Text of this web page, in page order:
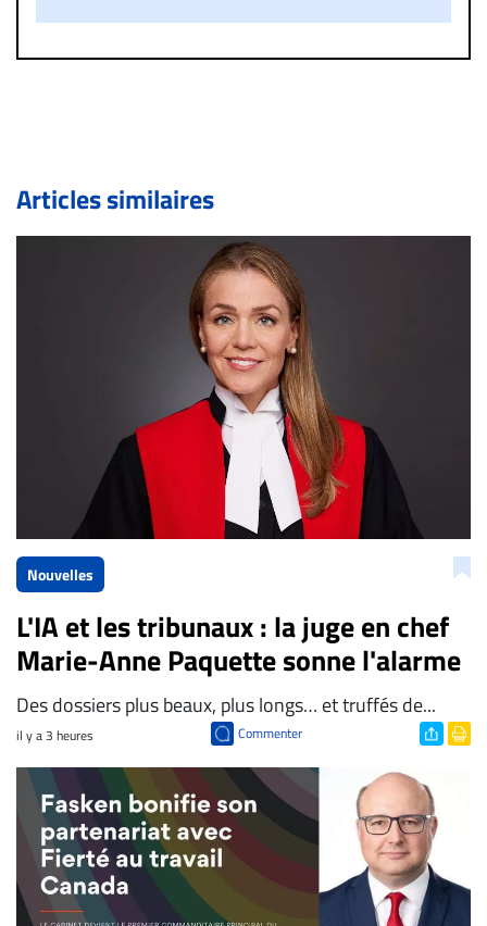
un commentaire publié sur le site vous dérange, prenez
immédiatement contact par courriel (info@droit-
de validation, un droit de réponse.
Bien à vous,
La Rédaction de Droit-inc.com
Articles similaires
Nouvelles
L'IA et les tribunaux : la juge en chef
Marie-Anne Paquette sonne l'alarme
Des dossiers plus beaux, plus longs… et truffés de...
il y a 3 heures Commenter